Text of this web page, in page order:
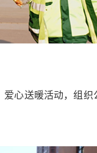
心送暖活动，组织